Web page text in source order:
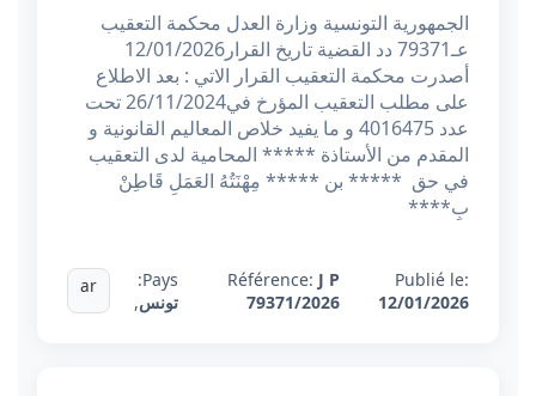
الجمهورية التونسية وزارة العدل محكمة التعقيب
عـ79371 دد القضية تاريخ القرار12/01/2026
أصدرت محكمة التعقيب القرار الاتي : بعد الاطلاع
على مطلب التعقيب المؤرخ في26/11/2024 تحت
عدد 4016475 و ما يفيد خلاص المعاليم القانونية و
المقدم من الأستاذة ***** المحامية لدى التعقيب
في حق ***** بن ***** مِهْنَتُهُ العَمَلِ قَاطِنْ
بِ****
Publié le:
12/01/2026
Référence: J P
79371/2026
Pays:
تونس,
ar